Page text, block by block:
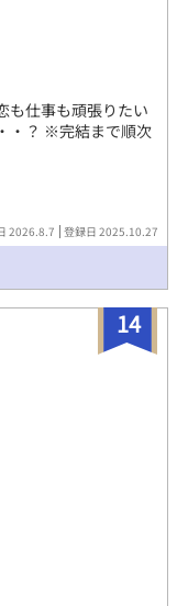
も仕事も頑張りたい
・？ ※完結まで順次
2026.8.7 登録日 2025.10.27
14